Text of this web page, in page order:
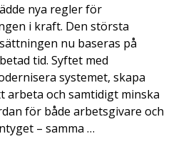
nya regler för
i kraft. Den största
nu baseras på
tid. Syftet med
systemet, skapa
arbeta och samtidigt minska
för både arbetsgivare och
– samma …